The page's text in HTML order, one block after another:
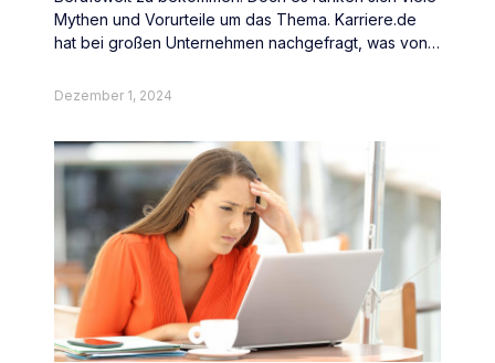
Mythen und Vorurteile um das Thema. Karriere.de
hat bei großen Unternehmen nachgefragt, was von
Dezember 1, 2024